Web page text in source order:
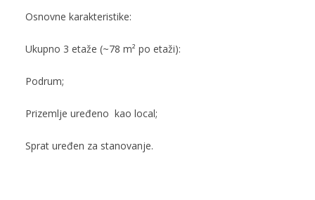
Osnovne karakteristike:
Ukupno 3 etaže (~78 m² po etaži):
Podrum;
Prizemlje uređeno kao local;
Sprat uređen za stanovanje.